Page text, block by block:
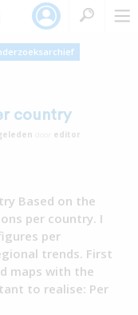
country
editor
Based on the
per country. I
per
trends. First
maps with the
to realise: Per